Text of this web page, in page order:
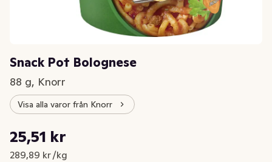
Snack Pot Bolognese
88 g, Knorr
Visa alla varor från Knorr
Nuvarande pris är: 25,51 kr
25,51 kr
289,89 kr /kg
Styckpris: 289,89 kr /kg